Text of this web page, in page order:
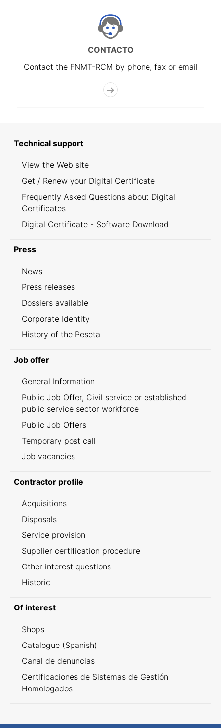
CONTACTO
Contact the FNMT-RCM by phone, fax or email
Technical support
View the Web site
Get / Renew your Digital Certificate
Frequently Asked Questions about Digital
Certificates
Digital Certificate - Software Download
Press
News
Press releases
Dossiers available
Corporate Identity
History of the Peseta
Job offer
General Information
Public Job Offer, Civil service or established
public service sector workforce
Public Job Offers
Temporary post call
Job vacancies
Contractor profile
Acquisitions
Disposals
Service provision
Supplier certification procedure
Other interest questions
Historic
Of interest
Shops
Catalogue (Spanish)
Canal de denuncias
Certificaciones de Sistemas de Gestión
Homologados